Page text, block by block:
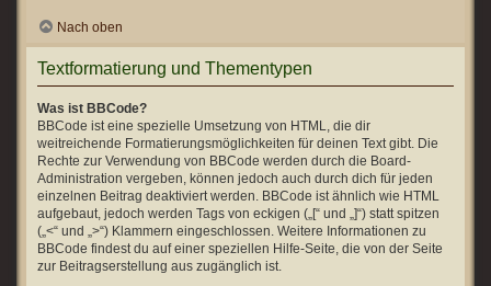
Nach oben
Textformatierung und Thementypen
Was ist BBCode?
BBCode ist eine spezielle Umsetzung von HTML, die dir
weitreichende Formatierungsmöglichkeiten für deinen Text gibt. Die
Rechte zur Verwendung von BBCode werden durch die Board-
Administration vergeben, können jedoch auch durch dich für jeden
einzelnen Beitrag deaktiviert werden. BBCode ist ähnlich wie HTML
aufgebaut, jedoch werden Tags von eckigen („[“ und „]“) statt spitzen
(„<“ und „>“) Klammern eingeschlossen. Weitere Informationen zu
BBCode findest du auf einer speziellen Hilfe-Seite, die von der Seite
zur Beitragserstellung aus zugänglich ist.